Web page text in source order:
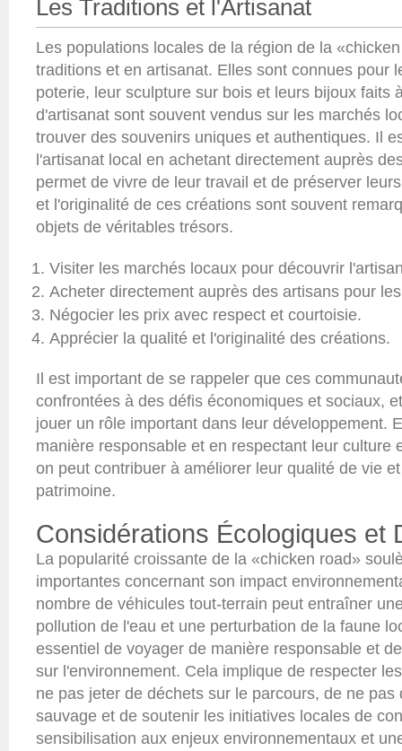
Les Traditions et l'Artisanat
Les populations locales de la région de la
traditions et en artisanat. Elles sont connues pour
poterie, leur sculpture sur bois et leurs bijoux faits
d'artisanat sont souvent vendus sur les marchés
trouver des souvenirs uniques et authentiques. Il
l'artisanat local en achetant directement auprès
permet de vivre de leur travail et de préserver
et l'originalité de ces créations sont souvent
objets de véritables trésors.
Visiter les marchés locaux pour découvrir
Acheter directement auprès des artisans pour
Négocier les prix avec respect et courtoisie.
Apprécier la qualité et l'originalité des créations.
Il est important de se rappeler que ces
confrontées à des défis économiques et sociaux,
jouer un rôle important dans leur développement.
manière responsable et en respectant leur culture
on peut contribuer à améliorer leur qualité de vie
patrimoine.
Considérations Écologiques et
La popularité croissante de la «chicken road»
importantes concernant son impact
nombre de véhicules tout-terrain peut entraîner
pollution de l'eau et une perturbation de la faune
essentiel de voyager de manière responsable et
sur l'environnement. Cela implique de respecter
ne pas jeter de déchets sur le parcours, de ne pas
sauvage et de soutenir les initiatives locales de
sensibilisation aux enjeux environnementaux et